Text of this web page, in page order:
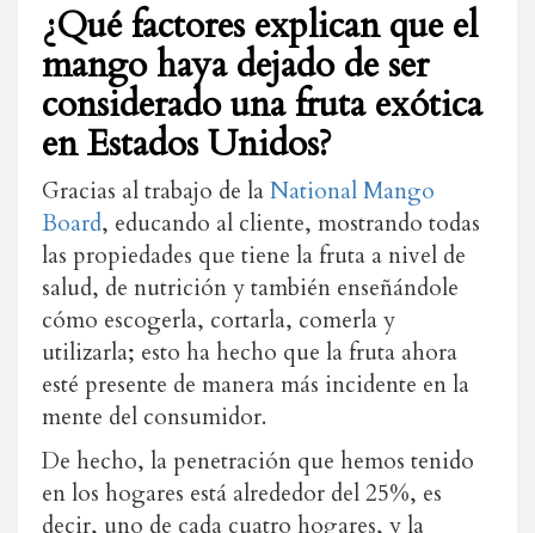
¿Qué factores explican que el
mango haya dejado de ser
considerado una fruta exótica
en Estados Unidos?
Gracias al trabajo de laNational Mango
Board, educando al cliente, mostrando todas
las propiedades que tiene la fruta a nivel de
salud, de nutrición y también enseñándole
cómo escogerla, cortarla, comerla y
utilizarla; esto ha hecho que la fruta ahora
esté presente de manera más incidente en la
mente del consumidor.
De hecho, la penetración que hemos tenido
en los hogares está alrededor del 25%, es
decir, uno de cada cuatro hogares, y la